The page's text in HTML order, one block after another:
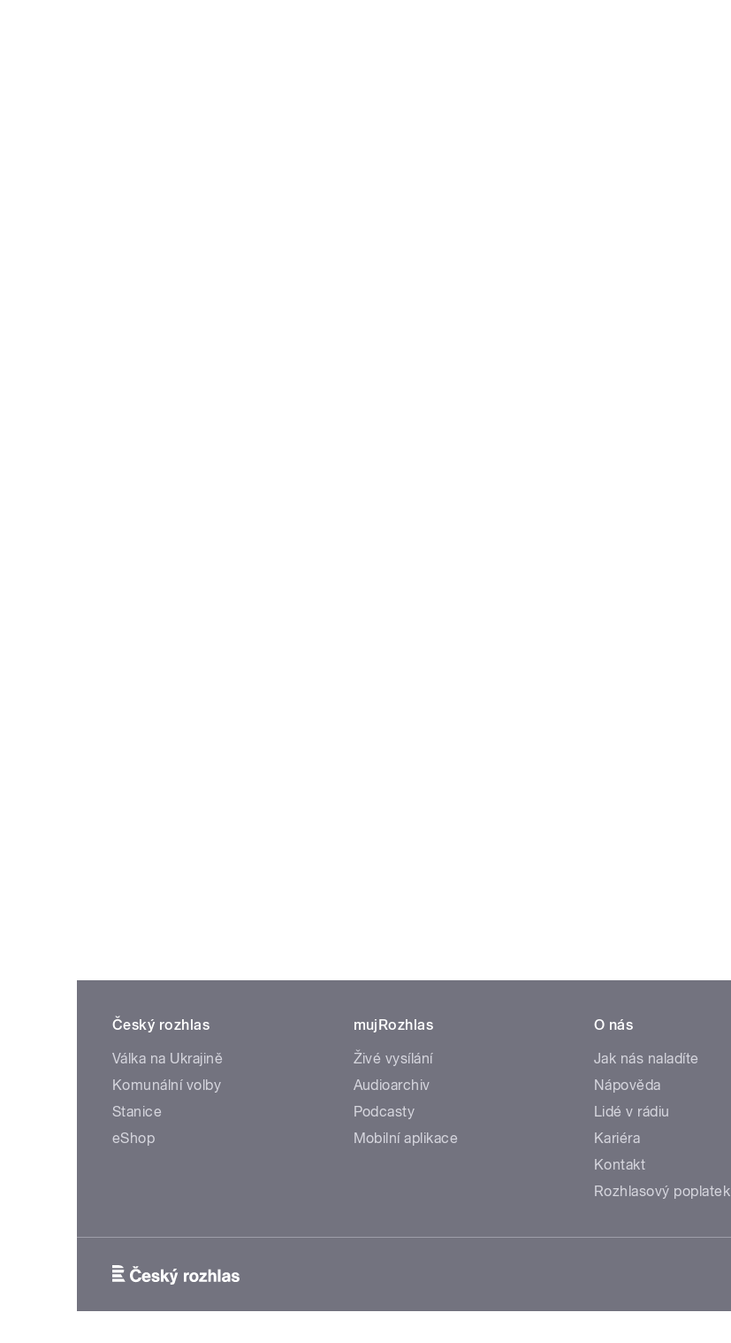
Český rozhlas
Válka na Ukrajině
Komunální volby
Stanice
eShop
mujRozhlas
Živé vysílání
Audioarchiv
Podcasty
Mobilní aplikace
O nás
Jak nás naladíte
Nápověda
Lidé v rádiu
Kariéra
Kontakt
Rozhlasový poplatek